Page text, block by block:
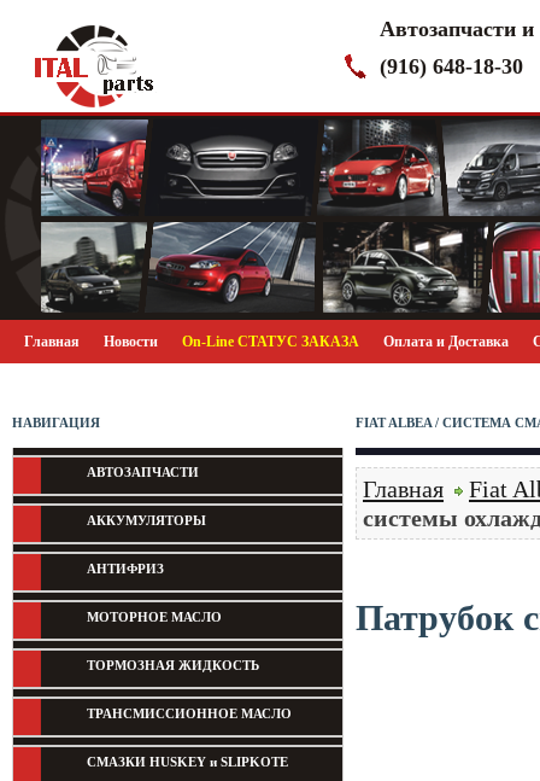
Автозапчасти
(916) 648-18-30
Главная Новости On-Line СТАТУС ЗАКАЗА Оплата и Доставка
НАВИГАЦИЯ
АВТОЗАПЧАСТИ
АККУМУЛЯТОРЫ
АНТИФРИЗ
МОТОРНОЕ МАСЛО
ТОРМОЗНАЯ ЖИДКОСТЬ
ТРАНСМИССИОННОЕ МАСЛО
СМАЗКИ HUSKEY и SLIPKOTE
FIAT ALBEA / СИСТЕМА
Главная
Fiat
системы
Патрубок